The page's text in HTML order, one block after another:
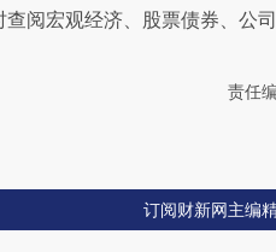
查阅宏观经济、股票债券、公
责任
订阅财新网主编